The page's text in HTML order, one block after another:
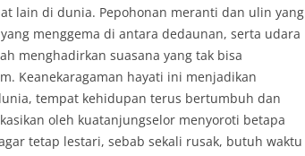
lain di dunia. Pepohonan meranti dan ulin yang
menggema di antara dedaunan, serta udara
menghadirkan suasana yang tak bisa
Keanekaragaman hayati ini menjadikan
tempat kehidupan terus bertumbuh dan
oleh kuatanjungselor menyoroti betapa
tetap lestari, sebab sekali rusak, butuh waktu